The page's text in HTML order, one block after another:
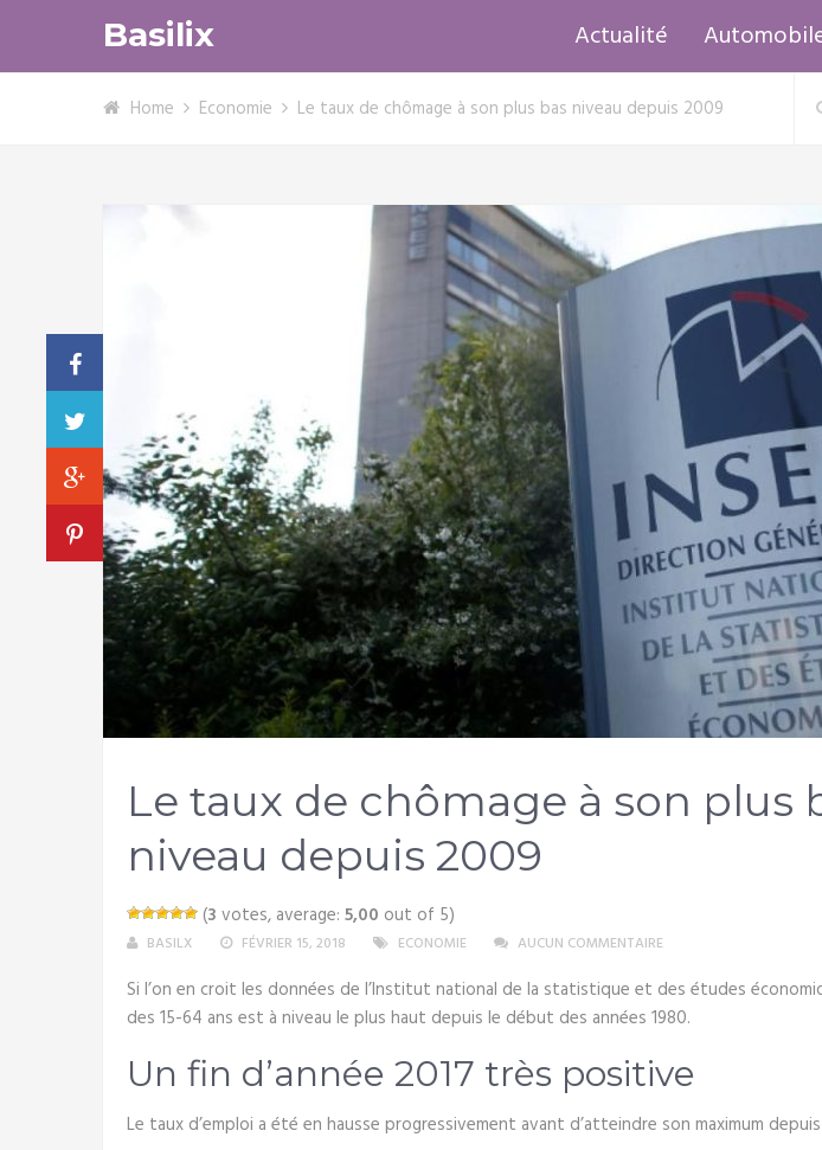
Basilix Actualité
Home Economie Le taux de chômage à son plus bas niveau depuis 2009
Le taux de chômage à son plus
niveau depuis 2009
(3 votes, average: 5,00 out of 5)
BASILX FÉVRIER 15, 2018 ECONOMIE AUCUN COMMENTAIRE
Si l’on en croit les données de l’Institut national de la statistique et des études
des 15-64 ans est à niveau le plus haut depuis le début des années 1980.
Un fin d’année 2017 très positive
Le taux d’emploi a été en hausse progressivement avant d’atteindre son maximum